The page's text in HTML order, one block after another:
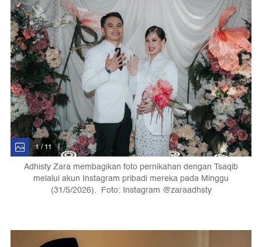
1 / 11
Adhisty Zara membagikan foto pernikahan dengan Tsaqib
melalui akun Instagram pribadi mereka pada Minggu
(31/5/2026). Foto: Instagram @zaraadhsty